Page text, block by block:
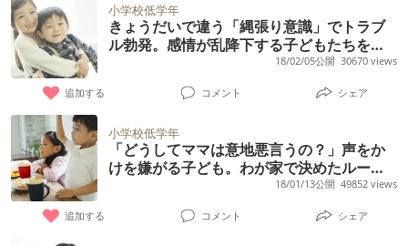
小学校低学年
きょうだいで違う「縄張り意識」でトラブ
ル勃発。感情が乱降下する子どもたちを変
18/02/05公開 30670 views
追加する コメント シェア
小学校低学年
「どうしてママは意地悪言うの？」声をか
けを嫌がる子ども。わが家で決めたルール
18/01/13公開 49852 views
追加する コメント シェア